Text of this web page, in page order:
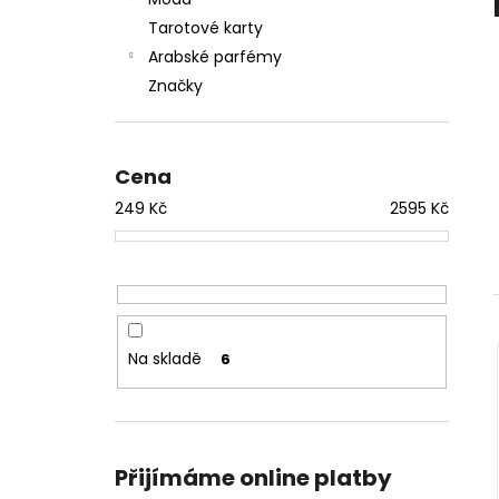
Tarotové karty
Arabské parfémy
Značky
Cena
249 Kč 2595 Kč
Na skladě 6
Přijímáme online platby
APATIT SRDCE
695 Kč